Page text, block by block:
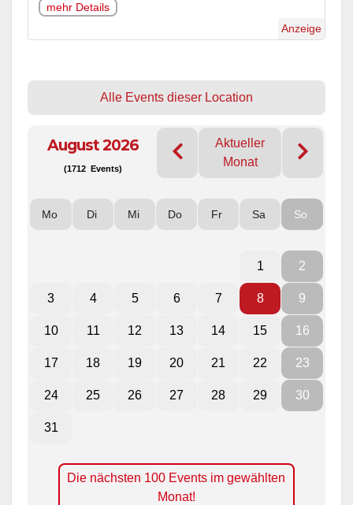
mehr Details
Anzeige
Alle Events dieser Location
August 2026
(1712 Events)
Aktueller
Monat
Mo Di Mi Do Fr Sa So
1 2
3 4 5 6 7 8 9
10 11 12 13 14 15 16
17 18 19 20 21 22 23
24 25 26 27 28 29 30
31
Die nächsten 100 Events im gewählten
Monat!